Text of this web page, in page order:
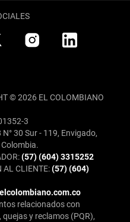
© 2026 EL COLOMBIANO
3
30 Sur - 119, Envigado,
(57) (604) 3315252
AL CLIENTE:(57) (604)
relacionados con
quejas y reclamos (PQR),